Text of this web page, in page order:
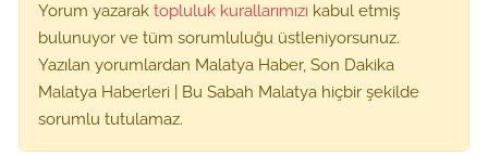
Yorum yazarak topluluk kurallarımızı kabul etmiş
bulunuyor ve tüm sorumluluğu üstleniyorsunuz.
Yazılan yorumlardan Malatya Haber, Son Dakika
Malatya Haberleri | Bu Sabah Malatya hiçbir şekilde
sorumlu tutulamaz.